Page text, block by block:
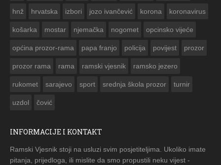
hnž hrvatska izbori jozo ivančević korona koronavirus
košarka mostar njemačka nogomet opcinsko vijeće
općina prozor-rama papa franjo policija povijest prozor
prozor rama rama ramski vjesnik ramsko jezero
rukomet sarajevo sport srednja škola prozor turnir
uzdol čović
INFORMACIJE I KONTAKT
Ramski Vjesnik stoji na usluzi svim posjetiteljima. Ukoliko imate
pitanja, prijedloga, ili mislite da smo propustili neku vijest -